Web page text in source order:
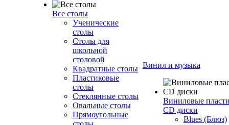
Все столы
Ученические
столы
Столы для
школьной
столовой
Квадратные столы
Пластиковые
столы
Стеклянные столы
Овальные столы
Прямоугольные
Винил и музыка
Виниловые
CD диски
Blues (Блюз)